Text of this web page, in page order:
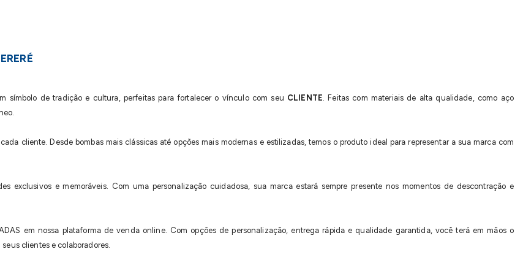
símbolo de tradição e cultura, perfeitas para fortalecer o vínculo com seu CLIENTE . Feitas com materiais de alta qualidade, como aço
cliente. Desde bombas mais clássicas até opções mais modernas e estilizadas, temos o produto ideal para representar a sua marca com
exclusivos e memoráveis. Com uma personalização cuidadosa, sua marca estará sempre presente nos momentos de descontração e
em nossa plataforma de venda online. Com opções de personalização, entrega rápida e qualidade garantida, você terá em mãos o
clientes e colaboradores.